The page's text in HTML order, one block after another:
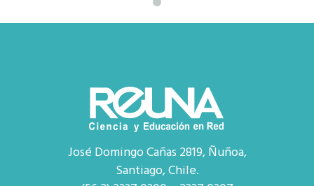
José Domingo Cañas 2819, Ñuñoa,
Santiago, Chile.